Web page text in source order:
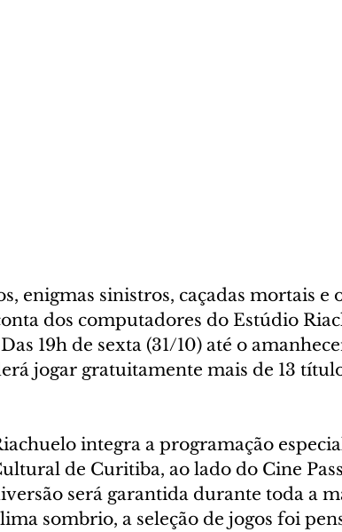
enigmas sinistros, caçadas mortais e
dos computadores do Estúdio
19h de sexta (31/10) até o
jogar gratuitamente mais de 13
integra a programação
de Curitiba, ao lado do Cine
será garantida durante toda a
sombrio, a seleção de jogos foi